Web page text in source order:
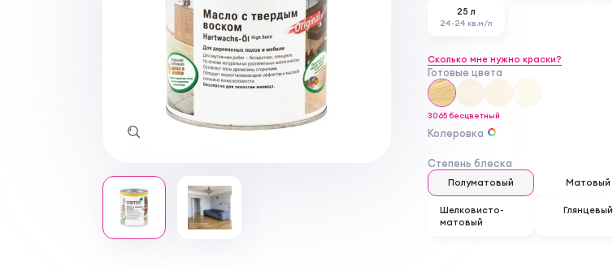
25 л
24-24 кв.м/л
Сколько мне нужно краски?
Готовые цвета
3065 бесцветный
Колеровка
Степень блеска
Полуматовый Матовый
Шелковисто-
матовый
Глянцевый